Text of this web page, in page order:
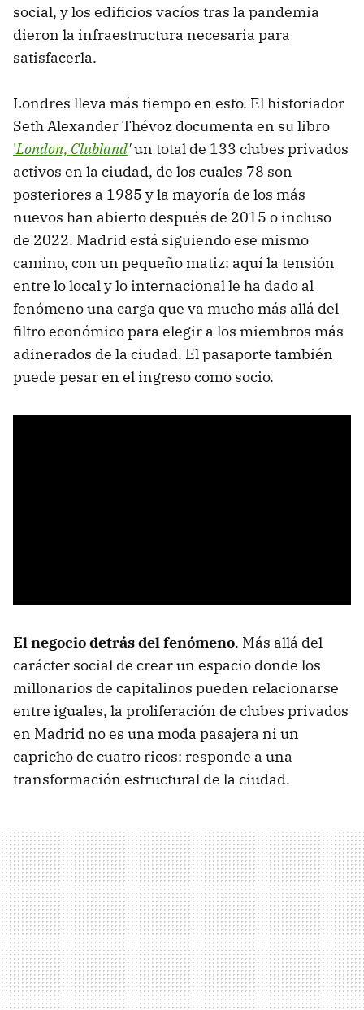
social, y los edificios vacíos tras la pandemia
dieron la infraestructura necesaria para
satisfacerla.
Londres lleva más tiempo en esto. El historiador
Seth Alexander Thévoz documenta en su libro
'London, Clubland'un total de 133 clubes privados
activos en la ciudad, de los cuales 78 son
posteriores a 1985 y la mayoría de los más
nuevos han abierto después de 2015 o incluso
de 2022. Madrid está siguiendo ese mismo
camino, con un pequeño matiz: aquí la tensión
entre lo local y lo internacional le ha dado al
fenómeno una carga que va mucho más allá del
filtro económico para elegir a los miembros más
adinerados de la ciudad. El pasaporte también
puede pesar en el ingreso como socio.
El negocio detrás del fenómeno. Más allá del
carácter social de crear un espacio donde los
millonarios de capitalinos pueden relacionarse
entre iguales, la proliferación de clubes privados
en Madrid no es una moda pasajera ni un
capricho de cuatro ricos: responde a una
transformación estructural de la ciudad.